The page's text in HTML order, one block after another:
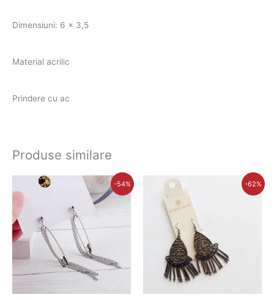
Dimensiuni: 6 x 3,5
Material acrilic
Prindere cu ac
Produse similare
-54%
Prețul
inițial
67,00 lei.
Prețul
curent
este:
31,00 lei.
-62%
Prețul
inițial
a
fost:
85,00 lei.